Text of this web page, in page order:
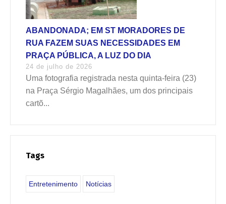
ABANDONADA; EM ST MORADORES DE
RUA FAZEM SUAS NECESSIDADES EM
PRAÇA PÚBLICA, A LUZ DO DIA
24 de julho de 2026
Uma fotografia registrada nesta quinta-feira (23)
na Praça Sérgio Magalhães, um dos principais
cartõ...
Tags
Entretenimento Notícias